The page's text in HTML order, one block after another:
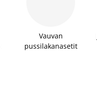
Vauvan
pussilakanasetit